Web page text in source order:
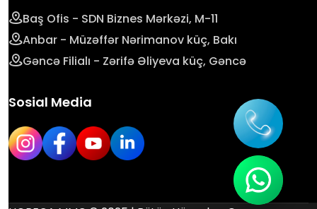
Baş Ofis - SDN Biznes Mərkəzi, M-11
Anbar - Müzəffər Nərimanov küç, Bakı
Gəncə Filialı - Zərifə Əliyeva küç, Gəncə
Sosial Media